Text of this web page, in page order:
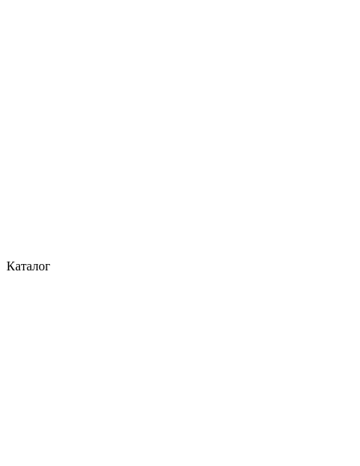
Каталог